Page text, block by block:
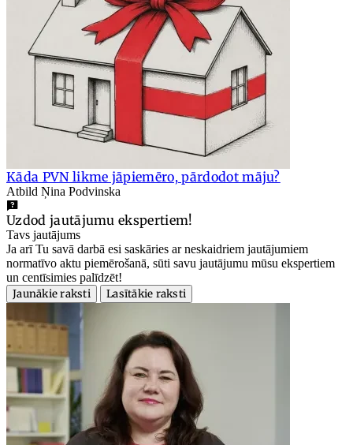
Kāda PVN likme jāpiemēro, pārdodot māju?
Atbild Ņina Podvinska
Uzdod jautājumu ekspertiem!
Tavs jautājums
Ja arī Tu savā darbā esi saskāries ar neskaidriem jautājumiem
normatīvo aktu piemērošanā, sūti savu jautājumu mūsu ekspertiem
un centīsimies palīdzēt!
Jaunākie raksti
Lasītākie raksti